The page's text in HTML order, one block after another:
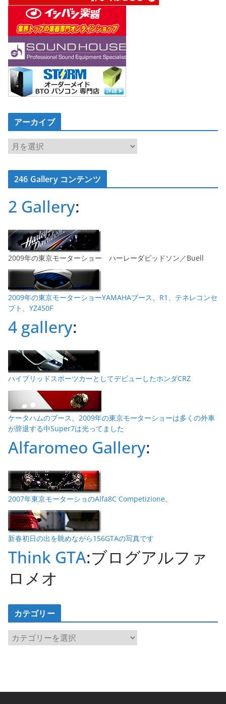
アーカイブ
ア
ー
カ
イ246 Gallery コンテンツ
2 Gallery:
2009年の東京モーターショー ハーレーダビッドソン／Buell
2009年の東京モーターショーYAMAHAブース、R1、テネレコンセ
プト、YZ450F
4 gallery:
ハイブリッドスポーツカーとしてデビューしたホンダCRZ
ケータハムのブース。2009年の東京モーターショーは多くの外車
が辞退する中Super7は光ってました
Alfaromeo Gallery:
2007年東京モーターショのAlfa8C Competizione。
新春初日の出を眺めながら156GTAの写真です
Think GTA:ブログアルファ
ロメオ
カテゴリー
カ
テ